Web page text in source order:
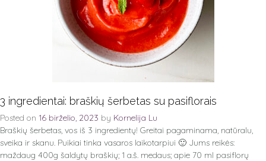
3 ingredientai: braškių šerbetas su pasiflorais
Posted on 16 birželio, 2023 by Kornelija Lu
Braškių šerbetas, vos iš 3 ingredientų! Greitai pagaminama, natūralu,
sveika ir skanu. Puikiai tinka vasaros laikotarpiui 🙂 Jums reikės:
maždaug 400g šaldytų braškių; 1 a.š. medaus; apie 70 ml pasiflorų